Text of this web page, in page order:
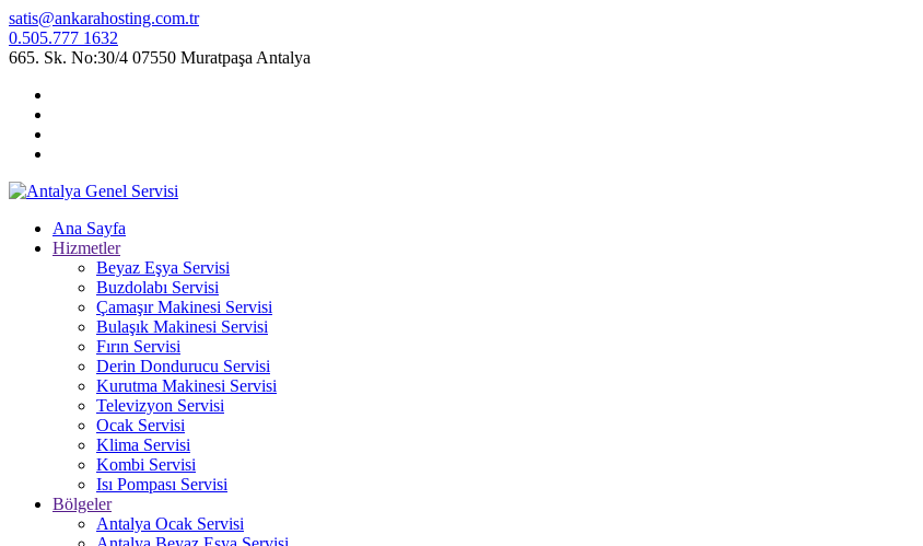
satis@ankarahosting.com.tr
0.505.777 1632
665. Sk. No:30/4 07550 Muratpaşa Antalya
Ana Sayfa
Hizmetler
Beyaz Eşya Servisi
Buzdolabı Servisi
Çamaşır Makinesi Servisi
Bulaşık Makinesi Servisi
Fırın Servisi
Derin Dondurucu Servisi
Kurutma Makinesi Servisi
Televizyon Servisi
Ocak Servisi
Klima Servisi
Kombi Servisi
Isı Pompası Servisi
Bölgeler
Antalya Ocak Servisi